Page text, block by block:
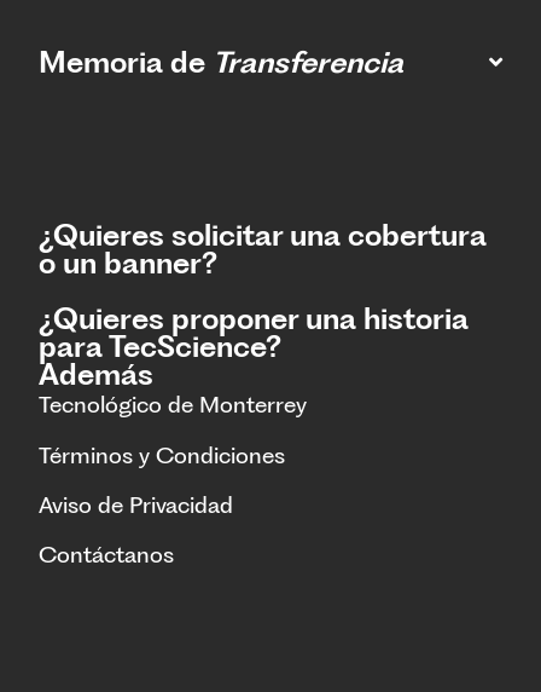
Memoria de Transferencia
¿Quieres solicitar una cobertura
o un banner?
¿Quieres proponer una historia
para TecScience?
Además
Tecnológico de Monterrey
Términos y Condiciones
Aviso de Privacidad
Contáctanos